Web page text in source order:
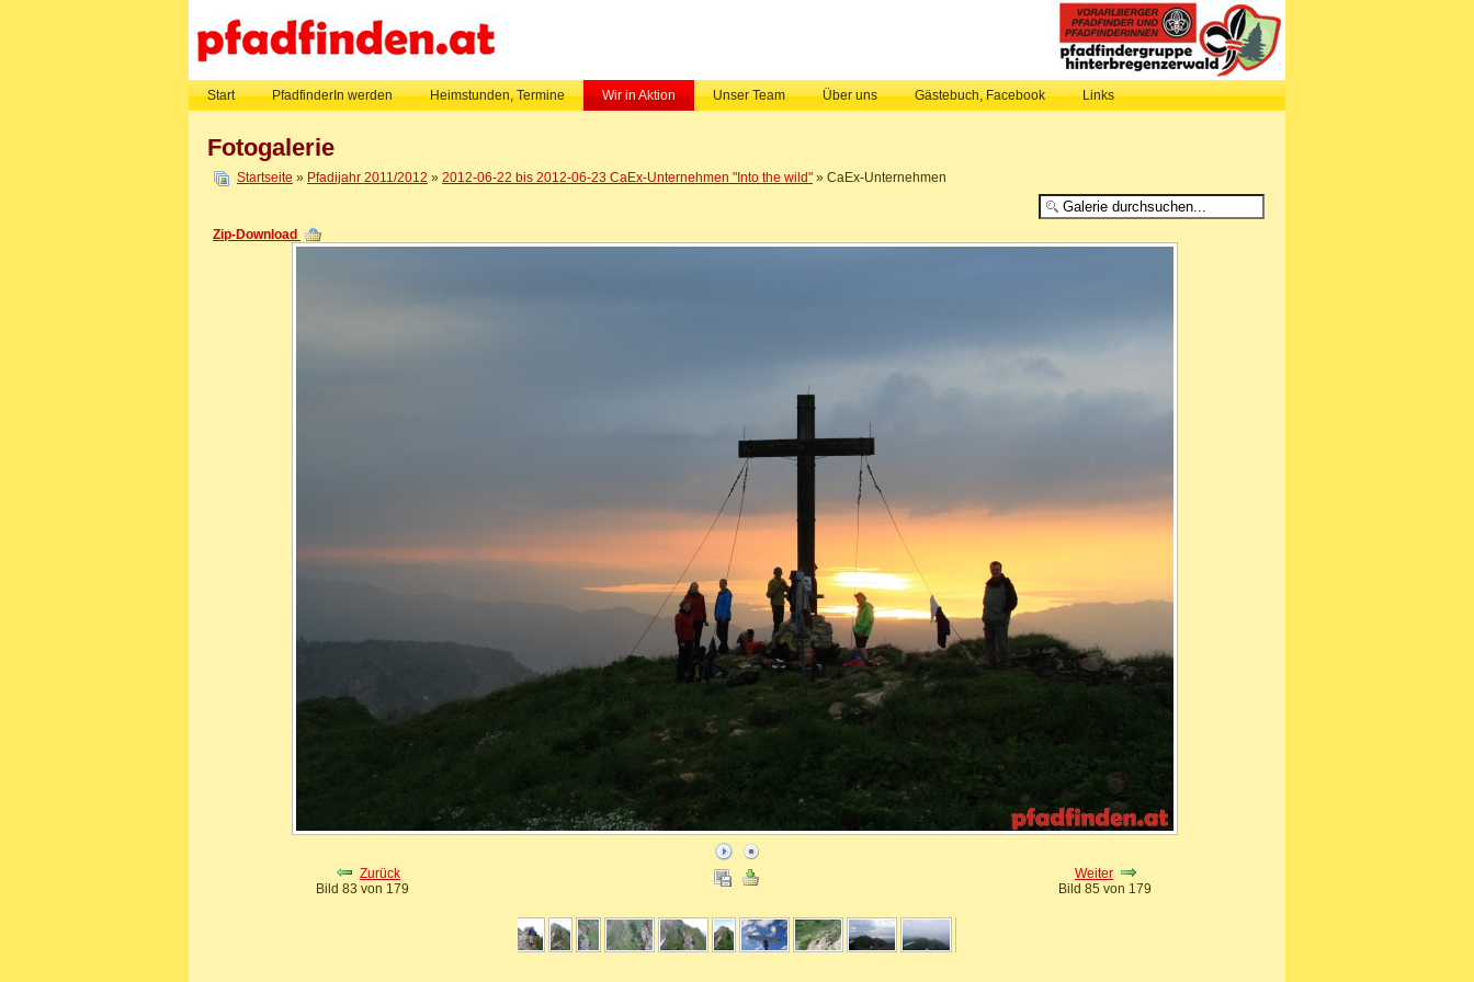
Start PfadfinderIn werden Heimstunden, Termine Wir in Aktion Unser Team Über uns Gästebuch, Facebook Links
Fotogalerie
Startseite » Pfadijahr 2011/2012 » 2012-06-22 bis 2012-06-23 CaEx-Unternehmen "Into the wild" » CaEx-Unternehmen
Zip-Download
Zurück
Bild 83 von 179
Weiter
Bild 85 von 179